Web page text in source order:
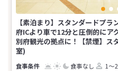
【素泊まり】スタンダードプ
府ICより車で12分と圧倒的にア
別府観光の拠点に！【禁煙】ス
室)
食事なし 1～